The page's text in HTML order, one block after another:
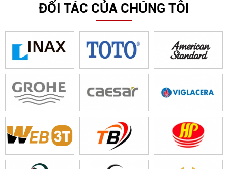
ĐỐI TÁC CỦA CHÚNG TÔI